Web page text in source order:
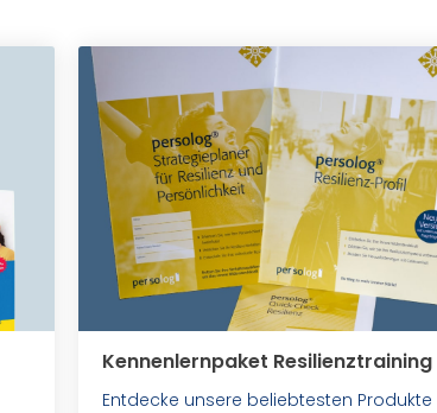
Kennenlernpaket Resilienztraining
Entdecke unsere beliebtesten